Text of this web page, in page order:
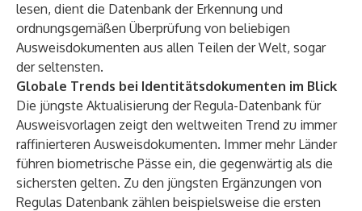
lesen, dient die Datenbank der Erkennung und
ordnungsgemäßen Überprüfung von beliebigen
Ausweisdokumenten aus allen Teilen der Welt, sogar
der seltensten.
Globale Trends bei Identitätsdokumenten im Blick
Die jüngste Aktualisierung der Regula-Datenbank für
Ausweisvorlagen zeigt den weltweiten Trend zu immer
raffinierteren Ausweisdokumenten. Immer mehr Länder
führen biometrische Pässe ein, die gegenwärtig als die
sichersten gelten. Zu den jüngsten Ergänzungen von
Regulas Datenbank zählen beispielsweise die ersten